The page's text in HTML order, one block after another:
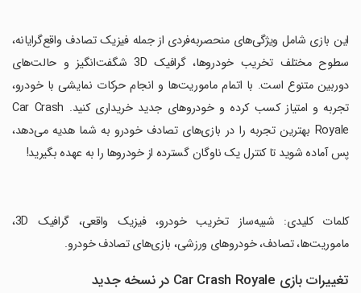
‏این بازی شامل ویژگی‌های منحصربه‌فردی از جمله فیزیک تصادف واقع‌گرایانه،
سطوح مختلف تخریب خودروها، گرافیک 3D شگفت‌انگیز و حالت‌های
دوربین متنوع است. با اتمام ماموریت‌ها و انجام حرکات نمایشی با خودرو،
تجربه و امتیاز کسب کرده و خودروهای جدید خریداری کنید. Car Crash
Royale بهترین تجربه را در بازی‌های تصادف خودرو به شما هدیه می‌دهد،
پس آماده شوید تا کنترل یک ناوگان گسترده از خودروها را به عهده بگیرید!
‏کلمات کلیدی: شبیه‌ساز تخریب خودرو، فیزیک واقعی، گرافیک 3D،
ماموریت‌ها، تصادف، خودروهای ورزشی، بازی‌های تصادف خودرو.
تغییرات بازی Car Crash Royale در نسخه جدید